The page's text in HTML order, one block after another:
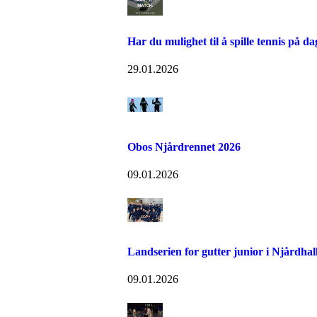
Har du mulighet til å spille tennis på
29.01.2026
Obos Njårdrennet 2026
09.01.2026
Landserien for gutter junior i
09.01.2026